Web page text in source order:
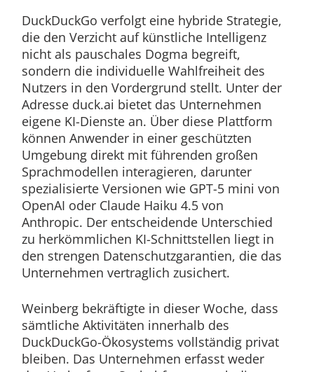
DuckDuckGo verfolgt eine hybride Strategie,
die den Verzicht auf künstliche Intelligenz
nicht als pauschales Dogma begreift,
sondern die individuelle Wahlfreiheit des
Nutzers in den Vordergrund stellt. Unter der
Adresse duck.ai bietet das Unternehmen
eigene KI-Dienste an. Über diese Plattform
können Anwender in einer geschützten
Umgebung direkt mit führenden großen
Sprachmodellen interagieren, darunter
spezialisierte Versionen wie GPT-5 mini von
OpenAI oder Claude Haiku 4.5 von
Anthropic. Der entscheidende Unterschied
zu herkömmlichen KI-Schnittstellen liegt in
den strengen Datenschutzgarantien, die das
Unternehmen vertraglich zusichert.
Weinberg bekräftigte in dieser Woche, dass
sämtliche Aktivitäten innerhalb des
DuckDuckGo-Ökosystems vollständig privat
bleiben. Das Unternehmen erfasst weder